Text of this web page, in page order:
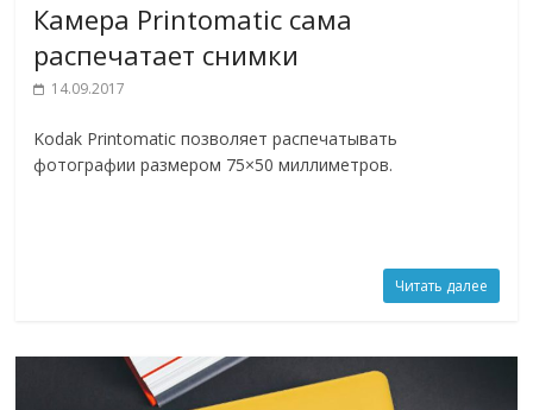
Камера Printomatic сама
распечатает снимки
14.09.2017
Kodak Printomatic позволяет распечатывать
фотографии размером 75×50 миллиметров.
Читать далее